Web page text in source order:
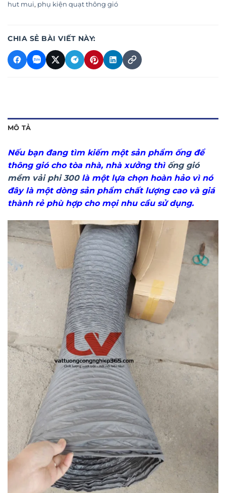
hut mui, phụ kiện quạt thông gió
CHIA SẺ BÀI VIẾT NÀY:
MÔ TẢ
Nếu bạn đang tìm kiếm một sản phẩm ống để
thông gió cho tòa nhà, nhà xưởng thì ống gió
mềm vải phi 300là một lựa chọn hoàn hảo vì nó
đây là một dòng sản phẩm chất lượng cao và giá
thành rẻ phù hợp cho mọi nhu cầu sử dụng.